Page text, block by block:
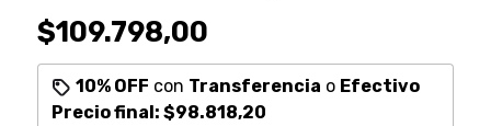
$109.798,00
10% OFF con Transferencia o Efectivo
Precio final: $98.818,20